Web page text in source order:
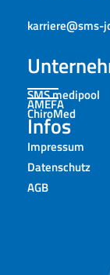
karriere@sms-
SMS medipool
AMEFA
ChiroMed
Infos
Impressum
Datenschutz
AGB